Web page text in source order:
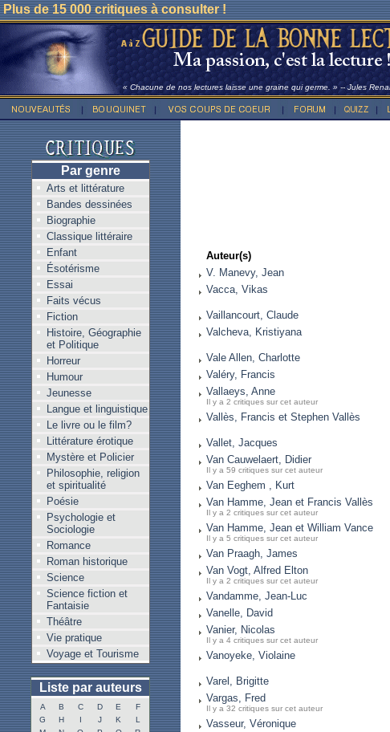
Plus de 15 000 critiques à consulter !
« Chacune de nos lectures laisse une graine qui germe. » -- Jules
Par genre
Arts et littérature
Bandes dessinées
Biographie
Classique littéraire
Enfant
Ésotérisme
Essai
Faits vécus
Fiction
Histoire, Géographie
et Politique
Horreur
Humour
Jeunesse
Langue et linguistique
Le livre ou le film?
Littérature érotique
Mystère et Policier
Philosophie, religion
et spiritualité
Poésie
Psychologie et
Sociologie
Romance
Roman historique
Science
Science fiction et
Fantaisie
Théâtre
Vie pratique
Voyage et Tourisme
Liste par auteurs
A B C D E
F
G
H I J K
L
Auteur(s)
V. Manevy, Jean
Vacca, Vikas
Vaillancourt, Claude
Valcheva, Kristiyana
Vale Allen, Charlotte
Valéry, Francis
Vallaeys, Anne
Il y a 2 critiques sur cet auteur
Vallès, Francis et Stephen Vallès
Vallet, Jacques
Van Cauwelaert, Didier
Il y a 59 critiques sur cet auteur
Van Eeghem , Kurt
Van Hamme, Jean et Francis Vallès
Il y a 2 critiques sur cet auteur
Van Hamme, Jean et William Vance
Il y a 5 critiques sur cet auteur
Van Praagh, James
Van Vogt, Alfred Elton
Il y a 2 critiques sur cet auteur
Vandamme, Jean-Luc
Vanelle, David
Vanier, Nicolas
Il y a 4 critiques sur cet auteur
Vanoyeke, Violaine
Varel, Brigitte
Vargas, Fred
Il y a 32 critiques sur cet auteur
Vasseur, Véronique